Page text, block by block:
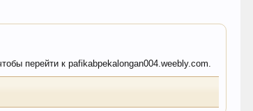
перейти к pafikabpekalongan004.weebly.com.